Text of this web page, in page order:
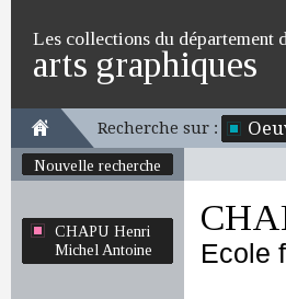
Les collections du département
arts graphiques
Recherche sur :
Nouvelle recherche
CHAPU Henri
Michel Antoine
Ecole